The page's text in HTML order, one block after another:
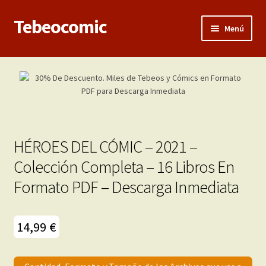
Ir
Ir
al
Tebeocomic Menú
Inicio
Adultos
Porno 3D
Inéditas
el
HÉROES DEL CÓMIC – 2021 –
Colección Completa – 16 Libros En
Formato PDF – Descarga Inmediata
14,99 €